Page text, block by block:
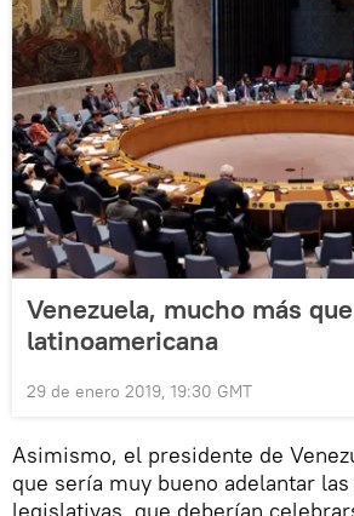
Venezuela, mucho más
latinoamericana
29 de enero 2019, 19:30 GMT
Asimismo, el presidente de
que sería muy bueno adelantar
legislativas, que deberían